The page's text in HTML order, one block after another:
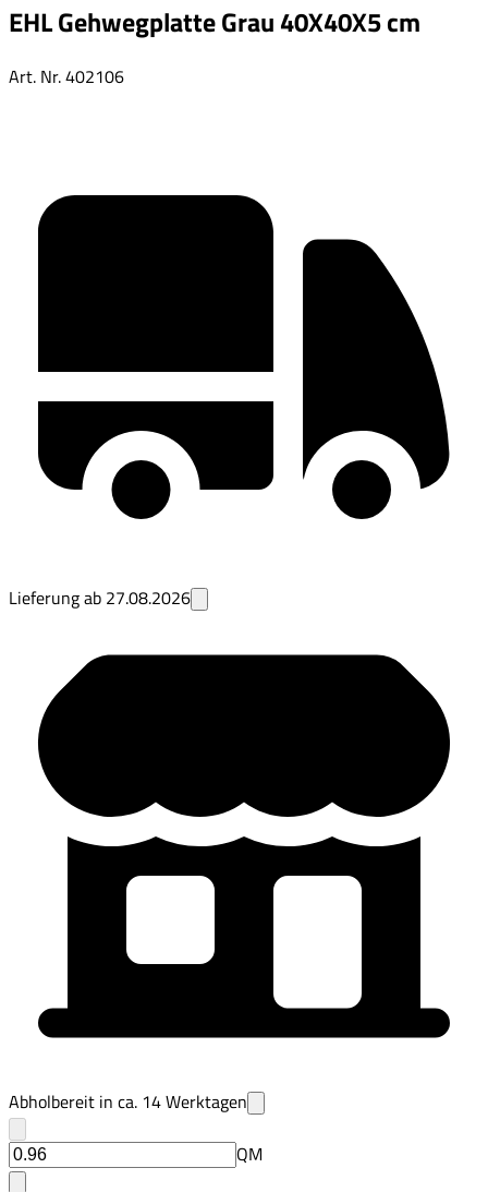
EHL Gehwegplatte Grau 40X40X5 cm
Art. Nr.402106
Lieferung ab 27.08.2026
Abholbereit in ca. 14Werktagen
QM